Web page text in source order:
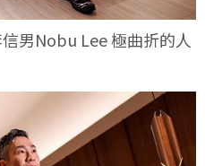
信男Nobu Lee 極曲折的人